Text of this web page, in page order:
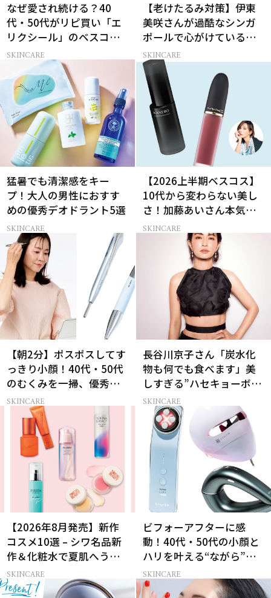
なぜ愛され続ける？40
代・50代がリピ買い「エ
リクシール」のベスコス
受賞名品3選
SKINCARE
【老けたるみ対策】伊東
美咲さんが過酷なシンガ
ポールで心がけているこ
と
SKINCARE
猛暑でも清潔感をキー
プ！大人の男性におすす
めの優秀デオドラント5選
SKINCARE
【2026上半期ベスコス】
10代から変わらない美し
さ！加藤あいさん本気の
愛用名品２選
SKINCARE
【朝2分】ポスポスしてす
っきり小顔！40代・50代
のむくみを一掃、優秀ペ
ン型美顔器2選
SKINCARE
長谷川京子さん「炭水化
物も何でも食べます」美
しすぎる”ハセキョーボデ
ィ”を作る秘訣
SKINCARE
【2026年8月発売】新作
コスメ10選 – シワ名品新
作＆化粧水で夏肌へうる
おいチャージ
SKINCARE
ビフォーアフターに感
動！40代・50代の小顔と
ハリを叶える“ながら”美
顔器3選
SKINCARE